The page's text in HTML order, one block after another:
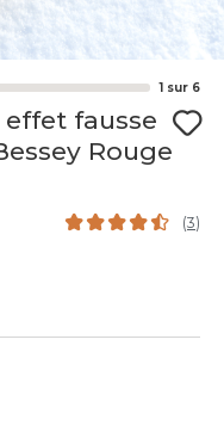
1 sur 6
fausse
Rouge
(3)